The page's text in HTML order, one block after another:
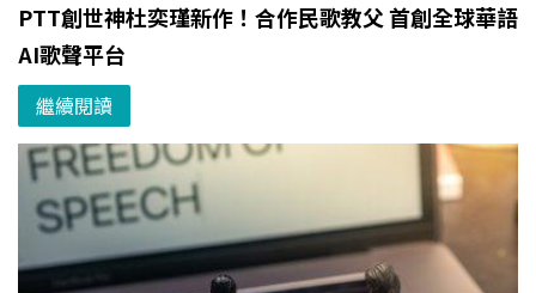
PTT創世神杜奕瑾新作！合作民歌教父 首創全球華語
AI歌聲平台
繼續閱讀